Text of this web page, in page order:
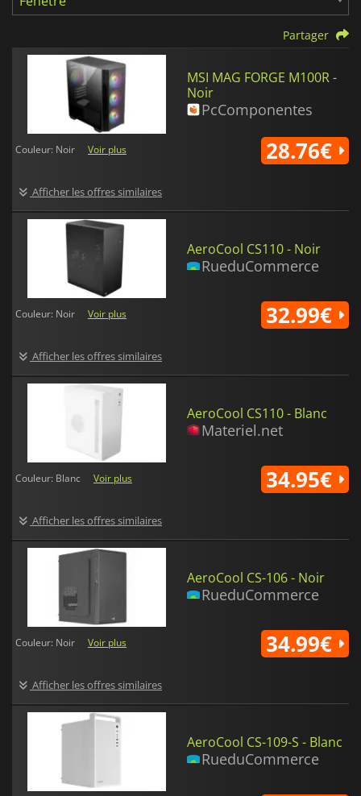
Partager
MSI MAG FORGE M100R -
Noir
PcComponentes
Couleur: Noir Voir plus
Afficher les offres similaires
28.76€
AeroCool CS110 - Noir
RueduCommerce
Couleur: Noir Voir plus
Afficher les offres similaires
32.99€
AeroCool CS110 - Blanc
Materiel.net
Couleur: Blanc Voir plus
Afficher les offres similaires
34.95€
AeroCool CS-106 - Noir
RueduCommerce
Couleur: Noir Voir plus
Afficher les offres similaires
34.99€
AeroCool CS-109-S - Blanc
RueduCommerce